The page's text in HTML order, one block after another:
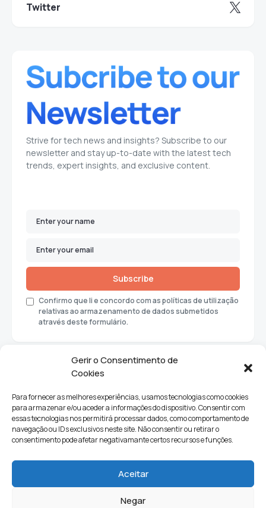
Gerir o Consentimento de
Cookies
Para fornecer as melhores experiências, usamos tecnologias como cookies
para armazenar e/ou aceder a informações do dispositivo. Consentir com
essas tecnologias nos permitirá processar dados, como comportamento de
navegação ou IDs exclusivos neste site. Não consentir ou retirar o
consentimento pode afetar negativamante certos recursos e funções.
Aceitar
Negar
Twitter
Strive for tech news and insights? Subscribe to our
newsletter and stay up-to-date with the latest tech
trends, expert insights, and exclusive content.
Subscribe
Confirmo que li e concordo com as políticas de utilização
relativas ao armazenamento de dados submetidos
através deste formulário.
Ciências e Tecnologia